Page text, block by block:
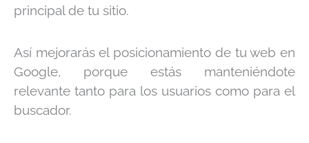
principal de tu sitio.
Así mejorarás el posicionamiento de tu web en
Google, porque estás manteniéndote
relevante tanto para los usuarios como para el
buscador.